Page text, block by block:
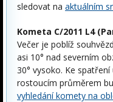
sledovat na aktuálním
Kometa C/2011 L4
Večer je poblíž
asi 10° nad severním
30° vysoko. Ke
rostoucím průměrem
vyhledání komety na